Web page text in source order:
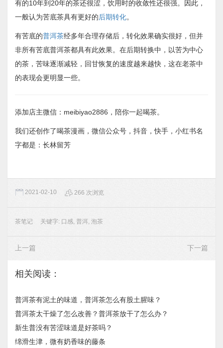
有的10年到20年的茶还很涩，饮用时的收敛性还很强。因此，
一般认为苦底茶具有更好的后期转化。
有苦底的普洱茶经多年合理存储后，转化效果确实很好，但并
非所有苦底普洱茶都具有此效果。在后期转换中，以苦为中心
的茶，苦味逐渐减轻，回甘恢复的速度越来越快，这在老茶中
的表现会更明显一些。
添加店主微信：meibiyao2886，陪你一起喝茶。
我们还创作了喝茶漫画，微信公众号，抖音，快手，小红书名
字都是：长林留芳
2021-02-10 266 次浏览
茶笔记 关键字: 口感 普洱 泡茶
上一篇 下一篇
相关阅读：
普洱茶有泥土的味道，普洱茶怎么有股土腥味？
普洱茶太干燥了怎么改善？普洱茶放干了怎么办？
新生普没有苦涩味道是好茶吗？
绵滑生津，微有奶香味的藤条